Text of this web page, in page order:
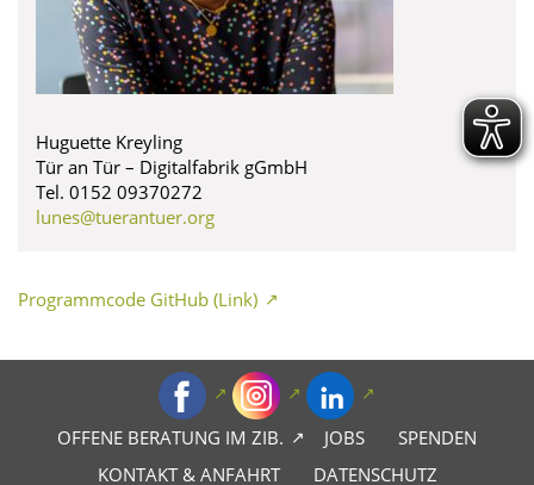
Huguette Kreyling
Tür an Tür – Digitalfabrik gGmbH
Tel. 0152 09370272
lunes@tuerantuer.org
Programmcode GitHub (Link)
OFFENE BERATUNG IM ZIB. JOBS
SPENDEN
KONTAKT & ANFAHRT
DATENSCHUTZ